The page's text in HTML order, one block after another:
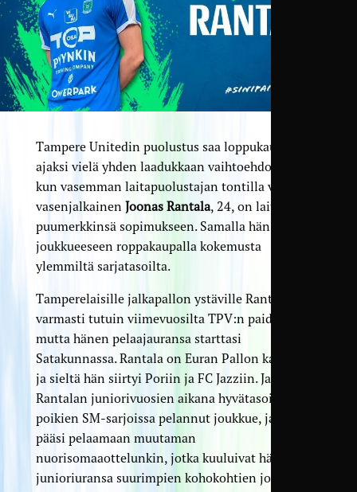
Tampere Unitedin puolustus saa loppukauden
ajaksi vielä yhden laadukkaan vaihtoehdon lisää,
kun vasemman laitapuolustajan tontilla viihtyvä
vasenjalkainen Joonas Rantala, 24, on laittanut
puumerkkinsä sopimukseen. Samalla hän tuo
joukkueeseen roppakaupalla kokemusta
ylemmiltä sarjatasoilta.
Tamperelaisille jalkapallon ystäville Rantala on
varmasti tutuin viimevuosilta TPV:n paidasta,
mutta hänen pelaajauransa starttasi
Satakunnassa. Rantala on Euran Pallon kasvatti,
ja sieltä hän siirtyi Poriin ja FC Jazziin. Jazzilla oli
Rantalan juniorivuosien aikana hyvätasoinen
poikien SM-sarjoissa pelannut joukkue, ja hän
pääsi pelaamaan muutaman
nuorisomaaottelunkin, jotka kuuluivat hänen
junioriuransa suurimpien kohokohtien joukkoon.